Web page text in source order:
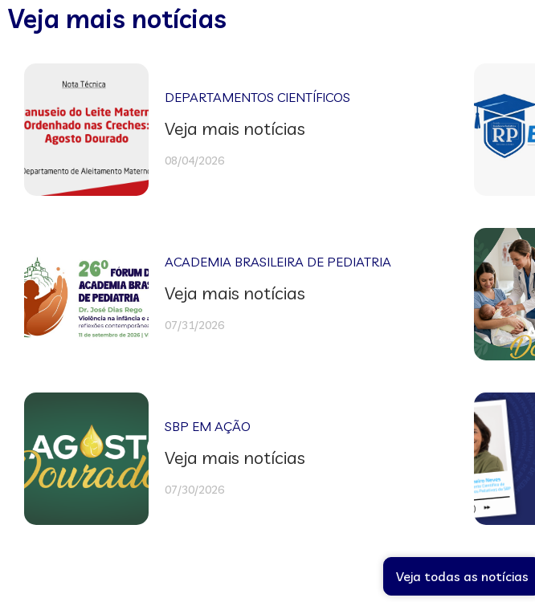
Veja mais notícias
DEPARTAMENTOS CIENTÍFICOS
Veja mais notícias
08/04/2026
ACADEMIA BRASILEIRA DE PEDIATRIA
Veja mais notícias
07/31/2026
SBP EM AÇÃO
Veja mais notícias
07/30/2026
Veja todas as notícias